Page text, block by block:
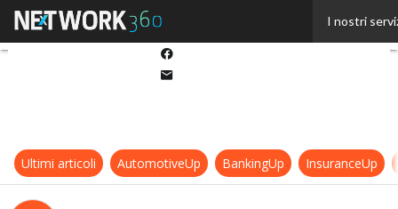
I nostri
Ultimi articoli AutomotiveUp BankingUp InsuranceUp